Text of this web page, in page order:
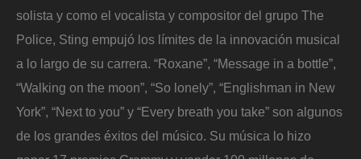
solista y como el vocalista y compositor del grupo The
Police, Sting empujó los límites de la innovación musical
a lo largo de su carrera. “Roxane”, “Message in a bottle”,
“Walking on the moon”, “So lonely”, “Englishman in New
York”, “Next to you” y “Every breath you take” son algunos
de los grandes éxitos del músico. Su música lo hizo